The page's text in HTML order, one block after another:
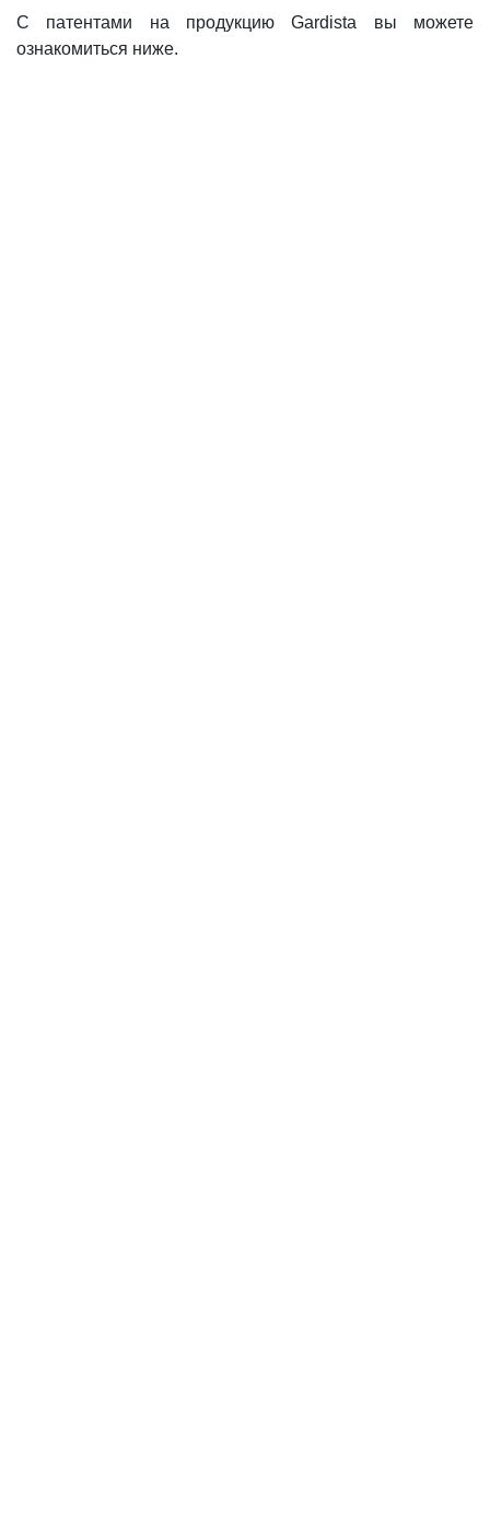
С патентами на продукцию Gardista вы можете
ознакомиться ниже.